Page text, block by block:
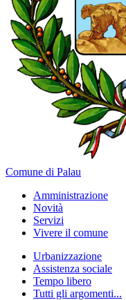
Comune di Palau
Amministrazione
Novità
Servizi
Vivere il comune
Urbanizzazione
Assistenza sociale
Tempo libero
Tutti gli argomenti...